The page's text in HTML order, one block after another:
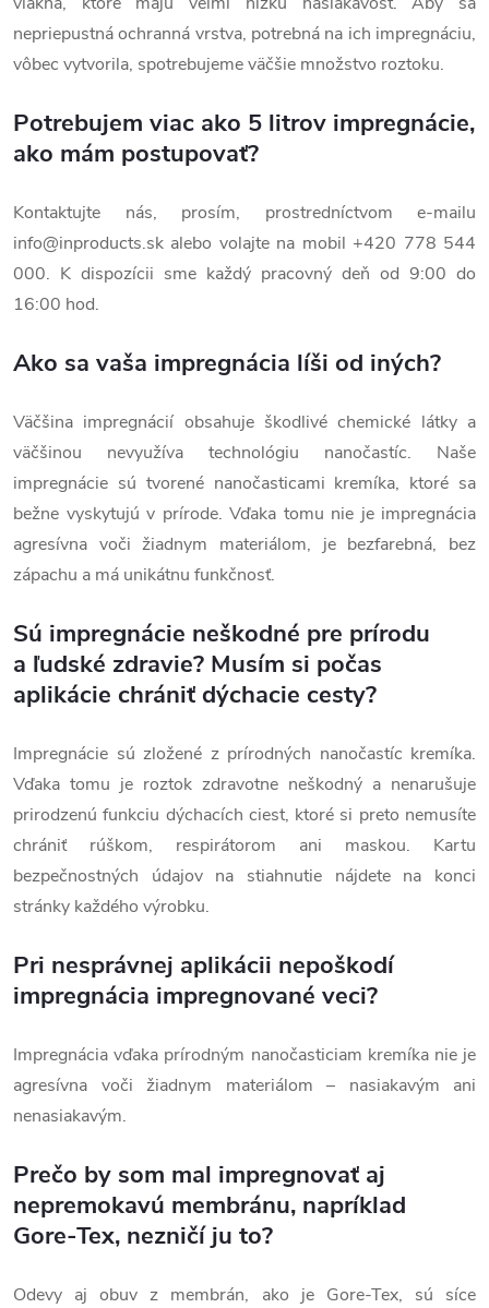
nepriepustná ochranná vrstva, potrebná na ich impregnáciu,
vôbec vytvorila, spotrebujeme väčšie množstvo roztoku.
Potrebujem viac ako 5 litrov impregnácie,
ako mám postupovať?
Kontaktujte nás, prosím, prostredníctvom e-mailu
info@inproducts.sk alebo volajte na mobil +420 778 544
000. K dispozícii sme každý pracovný deň od 9:00 do
16:00 hod.
Ako sa vaša impregnácia líši od iných?
Väčšina impregnácií obsahuje škodlivé chemické látky a
väčšinou nevyužíva technológiu nanočastíc. Naše
impregnácie sú tvorené nanočasticami kremíka, ktoré sa
bežne vyskytujú v prírode. Vďaka tomu nie je impregnácia
agresívna voči žiadnym materiálom, je bezfarebná, bez
zápachu a má unikátnu funkčnosť.
Sú impregnácie neškodné pre prírodu
a ľudské zdravie? Musím si počas
aplikácie chrániť dýchacie cesty?
Impregnácie sú zložené z prírodných nanočastíc kremíka.
Vďaka tomu je roztok zdravotne neškodný a nenarušuje
prirodzenú funkciu dýchacích ciest, ktoré si preto nemusíte
chrániť rúškom, respirátorom ani maskou. Kartu
bezpečnostných údajov na stiahnutie nájdete na konci
stránky každého výrobku.
Pri nesprávnej aplikácii nepoškodí
impregnácia impregnované veci?
Impregnácia vďaka prírodným nanočasticiam kremíka nie je
agresívna voči žiadnym materiálom – nasiakavým ani
nenasiakavým.
Prečo by som mal impregnovať aj
nepremokavú membránu, napríklad
Gore-Tex, nezničí ju to?
Odevy aj obuv z membrán, ako je Gore-Tex, sú síce